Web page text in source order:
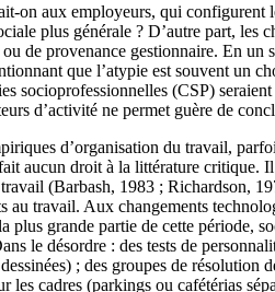
on aux employeurs, qui
plus générale ? D’autre part,
de provenance gestionnaire. En
que l’atypie est souvent un
socioprofessionnelles (CSP)
d’activité ne permet guère de
d’organisation du travail,
aucun droit à la littérature
travail (Barbash, 1983 ; Richardson,
au travail. Aux changements
grande partie de cette période,
le désordre : des tests de
; des groupes de
cadres (parkings ou cafétérias